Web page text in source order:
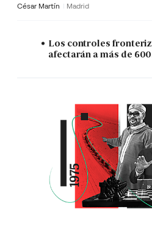
César Martín Madrid
Los controles
afectarán a más de